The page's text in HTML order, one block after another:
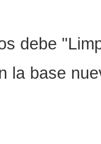
debe
la base